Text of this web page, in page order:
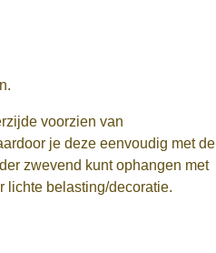
voorzien van
je deze eenvoudig met de
zwevend kunt ophangen met
lichte belasting/decoratie.